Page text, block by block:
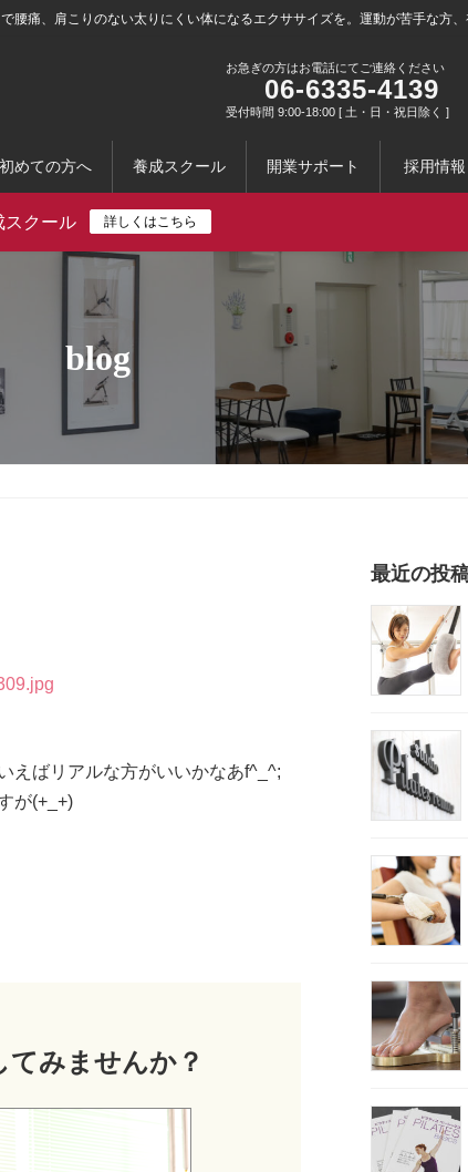
痛、肩こりのない太りにくい体になるエクササイズを。運動が苦手な方
お急ぎの方はお電話にてご連絡ください
06-6335-4139
受付時間 9:00-18:00 [ 土・日・祝日除く ]
めての方へ 養成スクール 開業サポート 採用情報
スクール 詳しくはこちら
blog
えばリアルな方がいいかなあf^_^;
が(+_+)
てみませんか？
最近の投